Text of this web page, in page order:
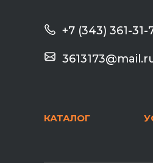
+7 (343) 361-31-
КАТАЛОГ